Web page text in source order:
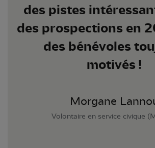
des pistes
des prospections en
des bénévoles
motivés !
Morgane
Volontaire en service civique